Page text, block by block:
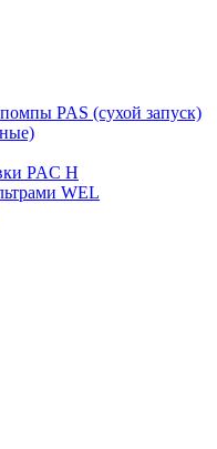
PAS (сухой запуск)
PAC H
WEL